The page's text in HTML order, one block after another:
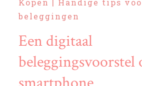
Kopen | Handige tips
beleggingen
Een digitaal
beleggingsvoorstel